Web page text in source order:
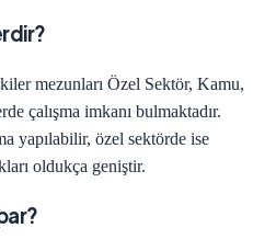
mezunları Özel Sektör, Kamu,
çalışma imkanı bulmaktadır.
yapılabilir, özel sektörde ise
oldukça geniştir.